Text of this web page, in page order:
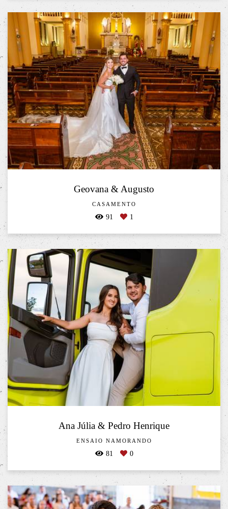
Geovana & Augusto
CASAMENTO
91 1
Ana Júlia & Pedro Henrique
ENSAIO NAMORANDO
81 0